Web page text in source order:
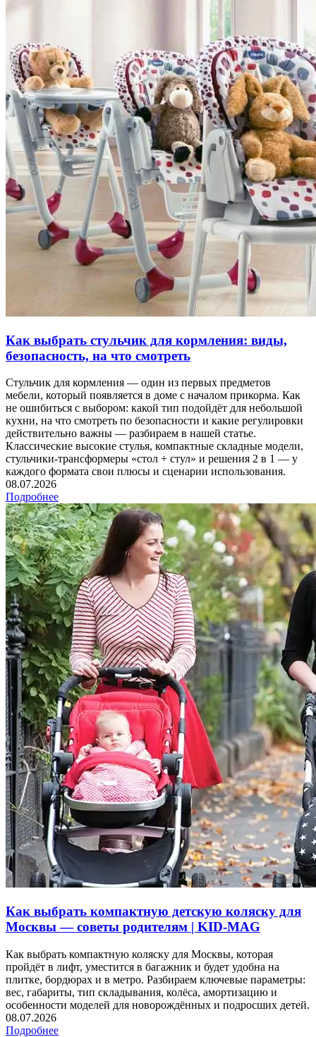
Как выбрать стульчик для кормления: виды,
безопасность, на что смотреть
Стульчик для кормления — один из первых предметов
мебели, который появляется в доме с началом прикорма. Как
не ошибиться с выбором: какой тип подойдёт для небольшой
кухни, на что смотреть по безопасности и какие регулировки
действительно важны — разбираем в нашей статье.
Классические высокие стулья, компактные складные модели,
стульчики‑трансформеры «стол + стул» и решения 2 в 1 — у
каждого формата свои плюсы и сценарии использования.
08.07.2026
Подробнее
Как выбрать компактную детскую коляску для
Москвы — советы родителям | KID‑MAG
Как выбрать компактную коляску для Москвы, которая
пройдёт в лифт, уместится в багажник и будет удобна на
плитке, бордюрах и в метро. Разбираем ключевые параметры:
вес, габариты, тип складывания, колёса, амортизацию и
особенности моделей для новорождённых и подросших детей.
08.07.2026
Подробнее